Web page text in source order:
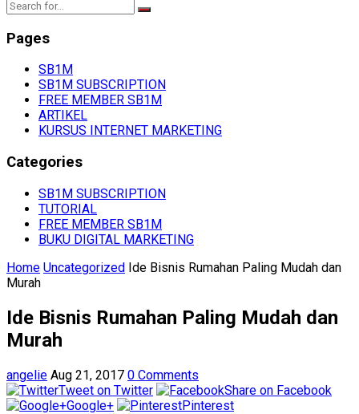
Pages
SB1M
SB1M SUBSCRIPTION
FREE MEMBER SB1M
ARTIKEL
KURSUS INTERNET MARKETING
Categories
SB1M SUBSCRIPTION
TUTORIAL
FREE MEMBER SB1M
BUKU DIGITAL MARKETING
Home Uncategorized Ide Bisnis Rumahan Paling Mudah dan
Murah
Ide Bisnis Rumahan Paling Mudah dan
Murah
angelie Aug 21, 2017 0 Comments
Tweet on Twitter
Share on Facebook
Google+
Pinterest